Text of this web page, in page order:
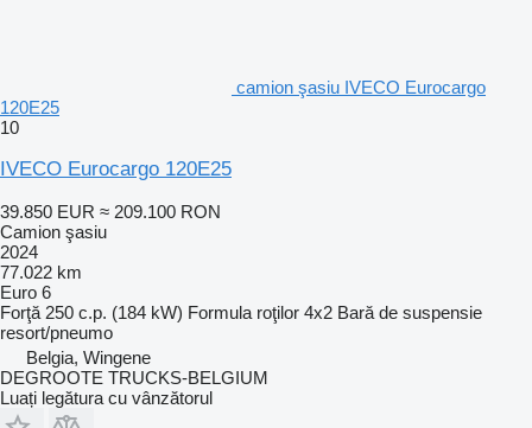
camion şasiu IVECO Eurocargo
120E25
10
IVECO Eurocargo 120E25
39.850 EUR ≈ 209.100 RON
Camion şasiu
2024
77.022 km
Euro 6
Forţă 250 c.p. (184 kW) Formula roţilor 4x2 Bară de suspensie
resort/pneumo
Belgia, Wingene
DEGROOTE TRUCKS-BELGIUM
Luați legătura cu vânzătorul